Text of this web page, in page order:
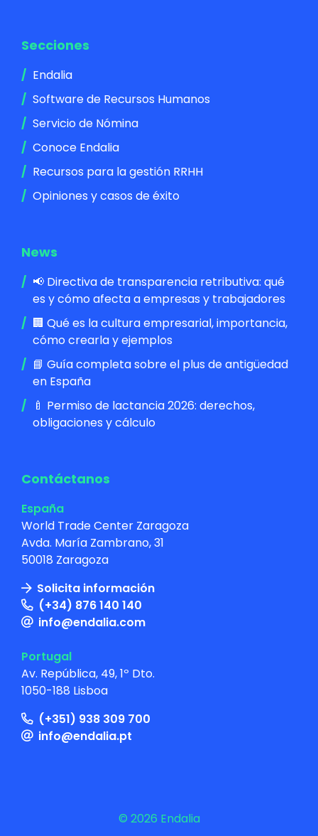
Secciones
Endalia
Software de Recursos Humanos
Servicio de Nómina
Conoce Endalia
Recursos para la gestión RRHH
Opiniones y casos de éxito
News
📢 Directiva de transparencia retributiva: qué
es y cómo afecta a empresas y trabajadores
🏢 Qué es la cultura empresarial, importancia,
cómo crearla y ejemplos
📘 Guía completa sobre el plus de antigüedad
en España
🍼 Permiso de lactancia 2026: derechos,
obligaciones y cálculo
Contáctanos
España
World Trade Center Zaragoza
Avda. María Zambrano, 31
50018 Zaragoza
Solicita información
(+34) 876 140 140
info@endalia.com
Portugal
Av. República, 49, 1º Dto.
1050-188 Lisboa
(+351) 938 309 700
info@endalia.pt
© 2026 Endalia